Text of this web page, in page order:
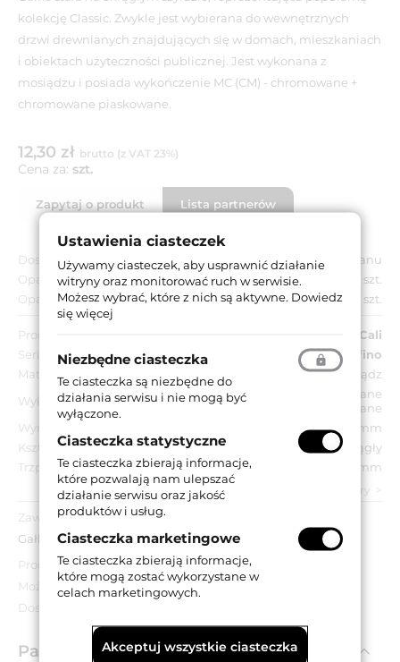
kolekcję Classic. Zwykle jest wybierana do wewnętrznych
drzwi drewnianych znajdujących się w domach, mieszkaniach
i obiektach użyteczności publicznej. Jest wykonana z
mosiądzu i posiada wykończenie MC (CM) - chromowane +
chromowane piaskowane.
12,30 zł brutto (z VAT 23%)
Cena za: szt.
Zapytaj o produkt Lista partnerów
Dostępność:
Do wyczerpania stanu
Opakowanie jednostkowe:
1 szt.
Opakowanie zbiorcze:
1 szt.
Producent:
Linea Cali
Seria:
Delfino
Materiał:
Mosiądz
Wykończenie:
MC (CM) - chromowane + chromowane
piaskowane
Wymiar szyldu:
Ø 65 mm
Kształt szyldu:
Okrągły
Trzpień:
8 mm
zobacz wszystkie parametry
Zawartość opakowania:
Gałka stała, akcesoria montażowe.
Produkt poekspozycyjny - może nosić ślady użytkowania.
Możliwy brak oryginalnego opakowania.
Dostępność do wyczerpania zapasów.
Parametry techniczne
Ustawienia ciasteczek
Używamy ciasteczek, aby usprawnić działanie
witryny oraz monitorować ruch w serwisie.
Możesz wybrać, które z nich są aktywne. Dowiedz
się więcej
Niezbędne ciasteczka
Te ciasteczka są niezbędne do
działania serwisu i nie mogą być
wyłączone.
Ciasteczka statystyczne
Te ciasteczka zbierają informacje,
które pozwalają nam ulepszać
działanie serwisu oraz jakość
produktów i usług.
Ciasteczka marketingowe
Te ciasteczka zbierają informacje,
które mogą zostać wykorzystane w
celach marketingowych.
Akceptuj wszystkie ciasteczka